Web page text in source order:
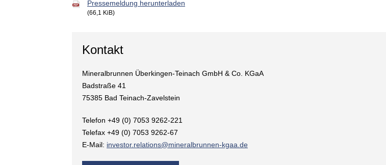
Pressemeldung herunterladen
(66,1 KiB)
Kontakt
Mineralbrunnen Überkingen-Teinach GmbH & Co. KGaA
Badstraße 41
75385 Bad Teinach-Zavelstein
Telefon +49 (0) 7053 9262-221
Telefax +49 (0) 7053 9262-67
E-Mail: investor.relations@mineralbrunnen-kgaa.de